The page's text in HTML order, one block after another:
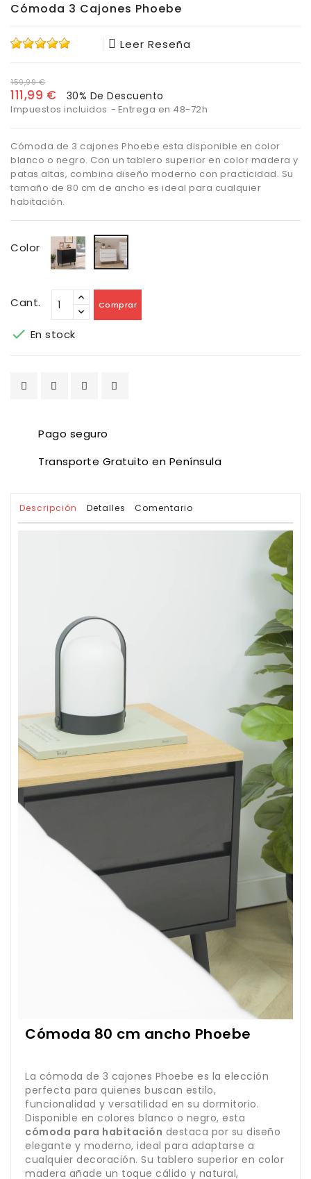
Cómoda 3 Cajones Phoebe
Leer Reseña
159,99 €
111,99 € 30% De Descuento
Impuestos incluidos Entrega en 48-72h
Cómoda de 3 cajones Phoebe esta disponible en color
blanco o negro. Con un tablero superior en color madera y
patas altas, combina diseño moderno con practicidad. Su
tamaño de 80 cm de ancho es ideal para cualquier
habitación.
Color Roble/NegroBlanco/roble
Cant. Comprar
 En stock
Pago seguro
Transporte Gratuito en Península
Descripción Detalles Comentario
Cómoda 80 cm ancho Phoebe
La cómoda de 3 cajones Phoebe es la elección
perfecta para quienes buscan estilo,
funcionalidad y versatilidad en su dormitorio.
Disponible en colores blanco o negro, esta
cómoda para habitación destaca por su diseño
elegante y moderno, ideal para adaptarse a
cualquier decoración. Su tablero superior en color
madera añade un toque cálido y natural,